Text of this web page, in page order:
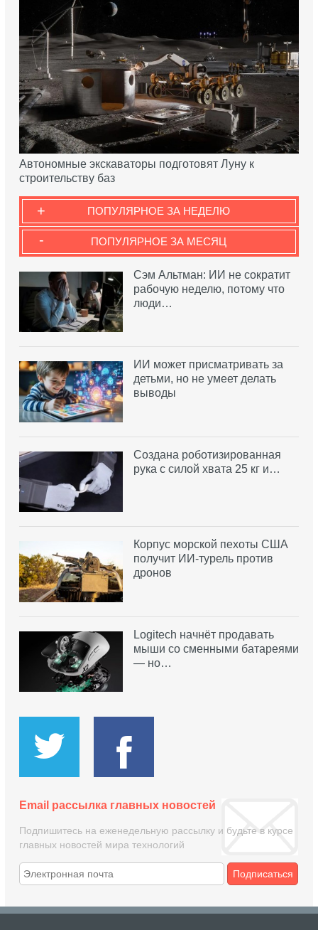
Автономные экскаваторы подготовят Луну к
строительству баз
ПОПУЛЯРНОЕ ЗА НЕДЕЛЮ
+
ПОПУЛЯРНОЕ ЗА МЕСЯЦ
-
Сэм Альтман: ИИ не сократит
рабочую неделю, потому что
люди…
ИИ может присматривать за
детьми, но не умеет делать
выводы
Создана роботизированная
рука с силой хвата 25 кг и…
Корпус морской пехоты США
получит ИИ-турель против
дронов
Logitech начнёт продавать
мыши со сменными батареями
— но…
Email рассылка главных новостей
Подпишитесь на еженедельную рассылку и будьте в курсе
главных новостей мира технологий
Подписаться